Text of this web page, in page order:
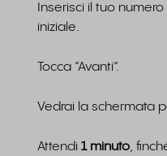
Inserisci il tuo
iniziale.
Tocca “Avanti”.
Vedrai la schermata
Attendi 1 minuto,